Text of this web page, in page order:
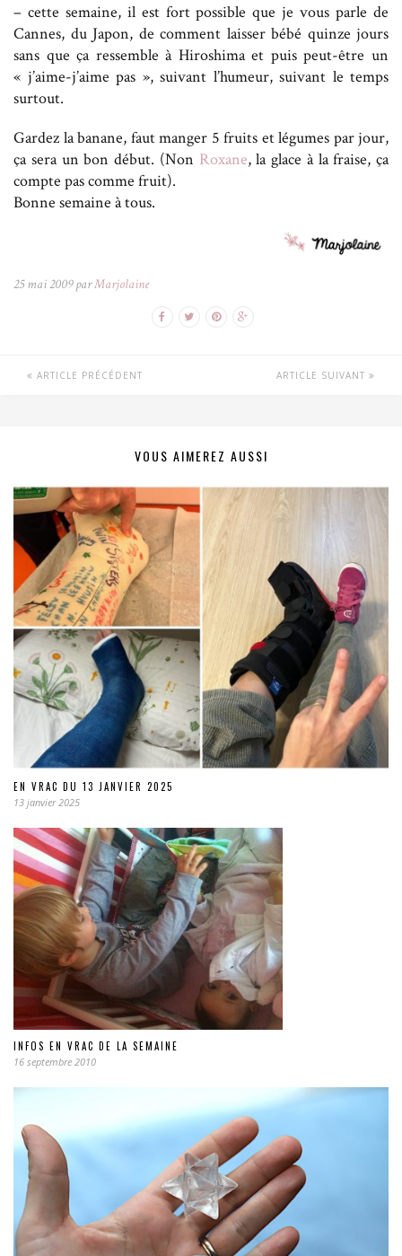
– cette semaine, il est fort possible que je vous parle de
Cannes, du Japon, de comment laisser bébé quinze jours
sans que ça ressemble à Hiroshima et puis peut-être un
« j’aime-j’aime pas », suivant l’humeur, suivant le temps
surtout.
Gardez la banane, faut manger 5 fruits et légumes par jour,
ça sera un bon début. (Non Roxane, la glace à la fraise, ça
compte pas comme fruit).
Bonne semaine à tous.
25 mai 2009 parMarjolaine
ARTICLE PRÉCÉDENT ARTICLE SUIVANT
VOUS AIMEREZ AUSSI
EN VRAC DU 13 JANVIER 2025
13 janvier 2025
INFOS EN VRAC DE LA SEMAINE
16 septembre 2010